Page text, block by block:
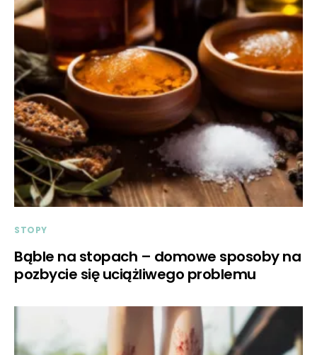
STOPY
Bąble na stopach – domowe sposoby na
pozbycie się uciążliwego problemu